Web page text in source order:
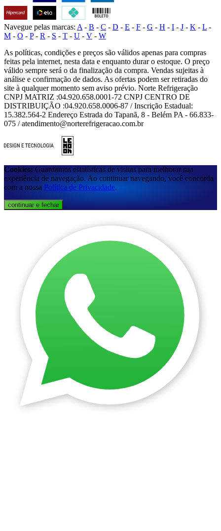
Navegue pelas marcas: A - B - C - D - E - F - G - H - I - J - K - L -
M - O - P- R - S - T - U - V - W
As políticas, condições e preços são válidos apenas para compras
feitas pela internet, nesta data e enquanto durar o estoque. O preço
válido sempre será o da finalização da compra. Vendas sujeitas à
análise e confirmação de dados. As ofertas podem ser retiradas do
site à qualquer momento sem aviso prévio. Norte Refrigeração
CNPJ MATRIZ :04.920.658.0001-72 CNPJ CENTRO DE
DISTRIBUIÇÃO :04.920.658.0006-87 / Inscrição Estadual:
15.382.564-2 Endereço Estrada do Tapanã, 8 - Belém PA - 66.833-
075 / atendimento@norterefrigeracao.com.br
Cookies: Guardamos estatísticas de visitas para melhorar sua
experiência de navegação. Ao continuar navegando, você concorda
com a nossa Política de Privacidade.
continuar e fechar